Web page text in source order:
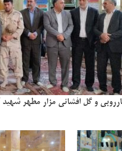
و گل افشانی مزار مطهر